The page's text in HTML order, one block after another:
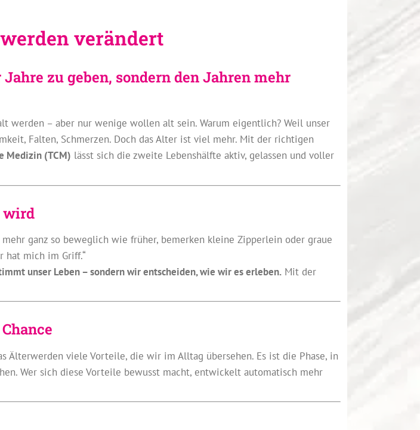
verändert
zu geben, sondern den Jahren mehr
werden – aber nur wenige wollen alt sein. Warum eigentlich? Weil unser
Falten, Schmerzen. Doch das Alter ist viel mehr. Mit der richtigen
Medizin (TCM) lässt sich die zweite Lebenshälfte aktiv, gelassen und voller
wird
ganz so beweglich wie früher, bemerken kleine Zipperlein oder graue
hat mich im Griff.“
unser Leben – sondern wir entscheiden, wie wir es erleben.Mit der
Älterwerden viele Vorteile, die wir im Alltag übersehen. Es ist die Phase, in
Wer sich diese Vorteile bewusst macht, entwickelt automatisch mehr